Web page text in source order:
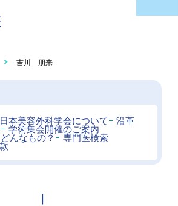
吉川 朋来
日本美容外科学会について
沿革
学術集会開催のご案内
んなもの？
専門医検索